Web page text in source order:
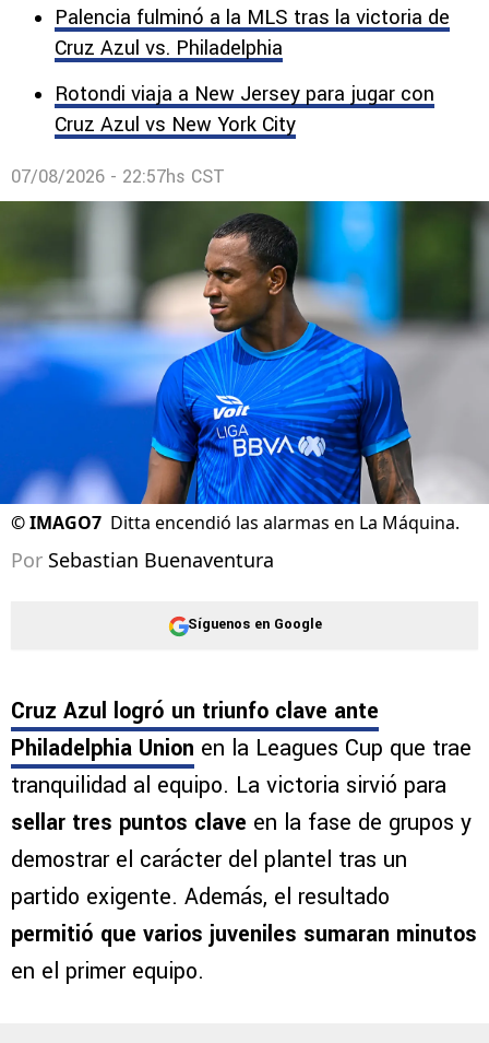
Palencia fulminó a la MLS tras la victoria de
Cruz Azul vs. Philadelphia
Rotondi viaja a New Jersey para jugar con
Cruz Azul vs New York City
07/08/2026 - 22:57hs CST
©IMAGO7 Ditta encendió las alarmas en La Máquina.
Por Sebastian Buenaventura
Síguenos en Google
Cruz Azul logró un triunfo clave ante
Philadelphia Union en la Leagues Cup que trae
tranquilidad al equipo. La victoria sirvió para
sellar tres puntos clave en la fase de grupos y
demostrar el carácter del plantel tras un
partido exigente. Además, el resultado
permitió que varios juveniles sumaran minutos
en el primer equipo.